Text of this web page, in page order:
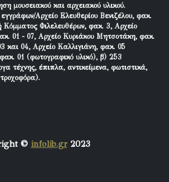
μουσειακού και αρχειακού υλικού.
Αρχείο Ελευθερίου Βενιζέλου, φακ.
Φιλελευθέρων, φακ. 3, Αρχείο
01 - 07, Αρχείο Κυριάκου Μητσοτάκη, φακ.
και 04, Αρχείο Καλλιγιάνη, φακ. 05
01 (φωτογραφικό υλικό), β) 253
τέχνης, έπιπλα, αντικείμενα, φωτιστικά,
© infolib.gr2023